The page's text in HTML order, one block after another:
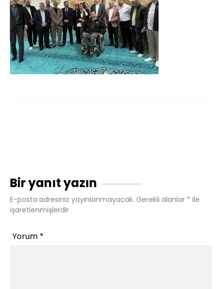
Bir yanıt yazın
E-posta adresiniz yayınlanmayacak. Gerekli alanlar * ile
işaretlenmişlerdir
Yorum *